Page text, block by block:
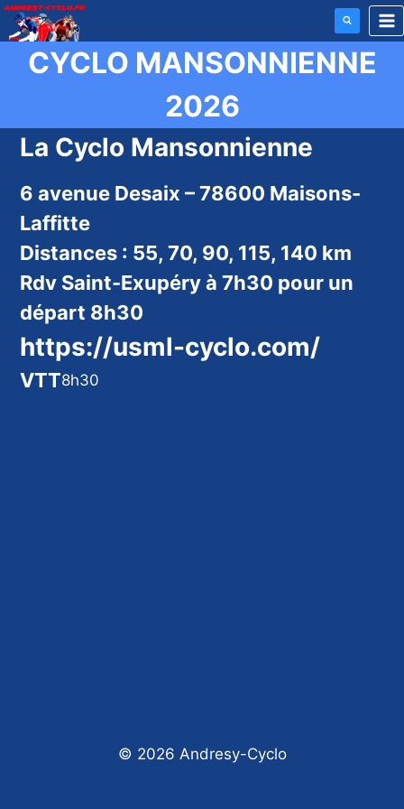
Aller
au
contenuCYCLO MANSONNIENNE
2026
La Cyclo Mansonnienne
6 avenue Desaix – 78600 Maisons-
Laffitte
Distances : 55, 70, 90, 115, 140 km
Rdv Saint-Exupéry à 7h30 pour un
départ 8h30
https://usml-cyclo.com/
VTT8h30
© 2026 Andresy-Cyclo